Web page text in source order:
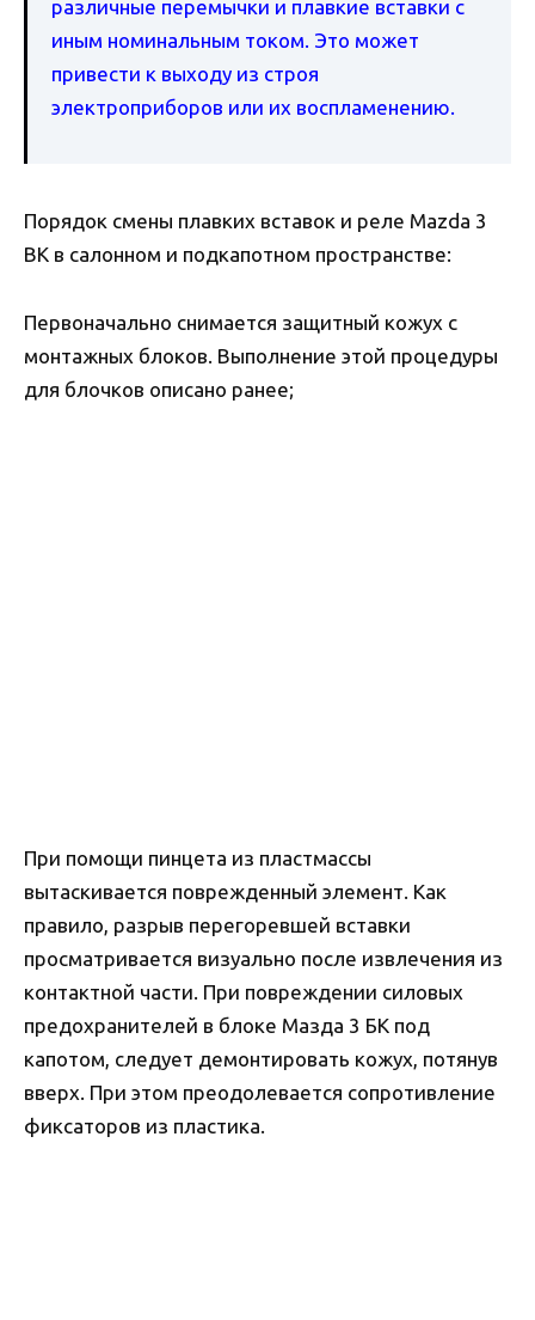
различные перемычки и плавкие вставки с
иным номинальным током. Это может
привести к выходу из строя
электроприборов или их воспламенению.
Порядок смены плавких вставок и реле Mazda 3
BK в салонном и подкапотном пространстве:
Первоначально снимается защитный кожух с
монтажных блоков. Выполнение этой процедуры
для блочков описано ранее;
При помощи пинцета из пластмассы
вытаскивается поврежденный элемент. Как
правило, разрыв перегоревшей вставки
просматривается визуально после извлечения из
контактной части. При повреждении силовых
предохранителей в блоке Мазда 3 БК под
капотом, следует демонтировать кожух, потянув
вверх. При этом преодолевается сопротивление
фиксаторов из пластика.